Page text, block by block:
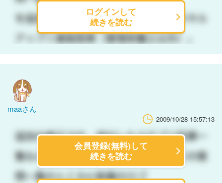
ログインして
続きを読む
maaさん
2009/10/28 15:57:13
会員登録(無料)して
続きを読む